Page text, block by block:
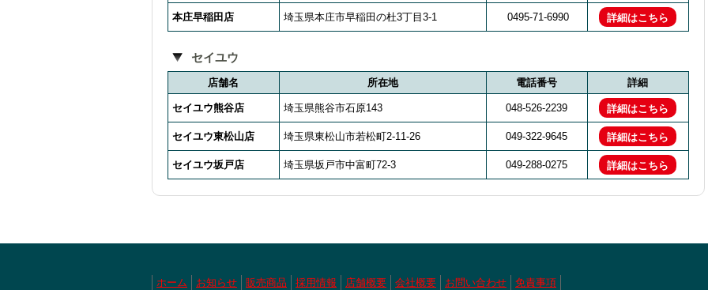
本庄早稲田店 埼玉県本庄市早稲田の杜3丁目3-1 0495-71-6990 詳細はこちら
セイユウ
店舗名 所在地 電話番号 詳細
セイユウ熊谷店 埼玉県熊谷市石原143 048-526-2239 詳細はこちら
セイユウ東松山店 埼玉県東松山市若松町2-11-26 049-322-9645 詳細はこちら
セイユウ坂戸店 埼玉県坂戸市中富町72-3 049-288-0275 詳細はこちら
ホーム お知らせ 販売商品 採用情報 店舗概要 会社概要 お問い合わせ 免責事項